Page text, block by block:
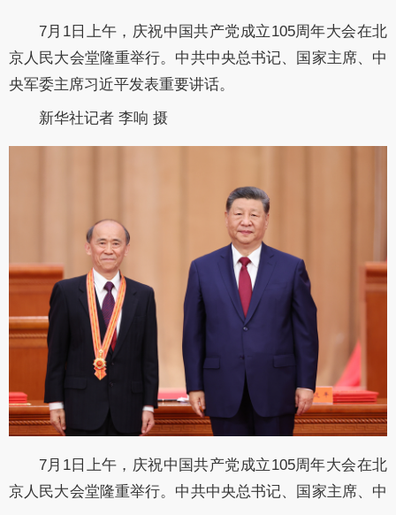
7月1日上午，庆祝中国共产党成立105周年大会在北
京人民大会堂隆重举行。中共中央总书记、国家主席、中
央军委主席习近平发表重要讲话。
新华社记者 李响 摄
7月1日上午，庆祝中国共产党成立105周年大会在北
京人民大会堂隆重举行。中共中央总书记、国家主席、中